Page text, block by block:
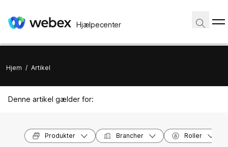
Hjælpecenter
Hjem / Artikel
Denne artikel gælder for:
Produkter Brancher Roller